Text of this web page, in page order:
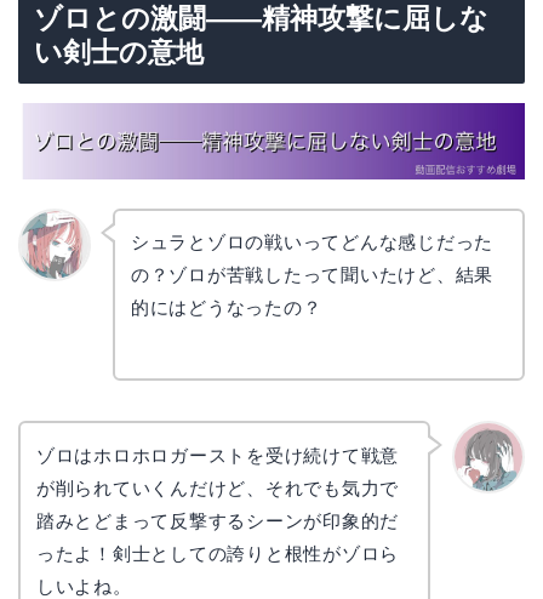
ゾロとの激闘——精神攻撃に屈しな
い剣士の意地
シュラとゾロの戦いってどんな感じだった
の？ゾロが苦戦したって聞いたけど、結果
的にはどうなったの？
ゾロはホロホロガーストを受け続けて戦意
が削られていくんだけど、それでも気力で
踏みとどまって反撃するシーンが印象的だ
ったよ！剣士としての誇りと根性がゾロら
しいよね。